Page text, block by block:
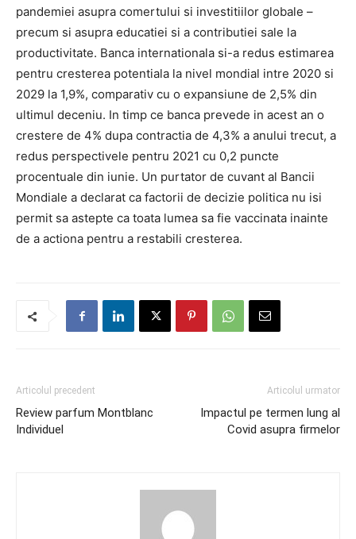
pandemiei asupra comertului si investitiilor globale –
precum si asupra educatiei si a contributiei sale la
productivitate. Banca internationala si-a redus estimarea
pentru cresterea potentiala la nivel mondial intre 2020 si
2029 la 1,9%, comparativ cu o expansiune de 2,5% din
ultimul deceniu. In timp ce banca prevede in acest an o
crestere de 4% dupa contractia de 4,3% a anului trecut, a
redus perspectivele pentru 2021 cu 0,2 puncte
procentuale din iunie. Un purtator de cuvant al Bancii
Mondiale a declarat ca factorii de decizie politica nu isi
permit sa astepte ca toata lumea sa fie vaccinata inainte
de a actiona pentru a restabili cresterea.
Articolul precedent
Review parfum Montblanc
Individuel
Articolul urmator
Impactul pe termen lung al
Covid asupra firmelor